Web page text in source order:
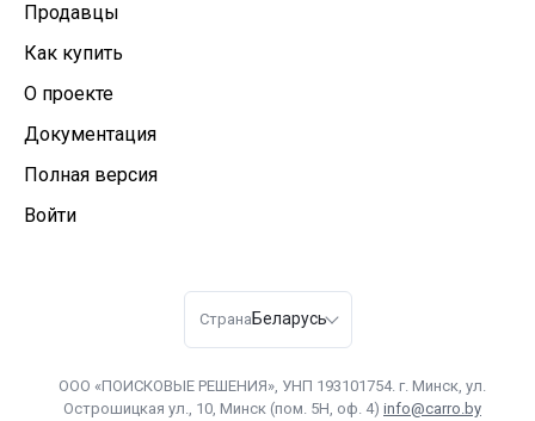
Продавцы
Как купить
О проекте
Документация
Полная версия
Войти
Страна Беларусь
ООО «ПОИСКОВЫЕ РЕШЕНИЯ», УНП 193101754. г. Минск, ул.
Острошицкая ул., 10, Минск (пом. 5Н, оф. 4) info@carro.by